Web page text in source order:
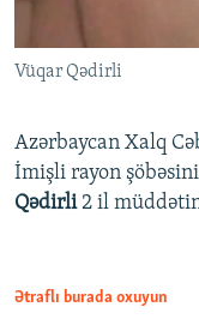
Vüqar Qədirli
Azərbaycan Xalq
İmişli rayon
Qədirli2 il
Ətraflı burada oxuyun